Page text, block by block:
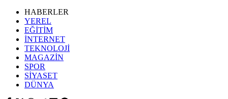
HABERLER
YEREL
EĞİTİM
İNTERNET
TEKNOLOJİ
MAGAZİN
SPOR
SİYASET
DÜNYA